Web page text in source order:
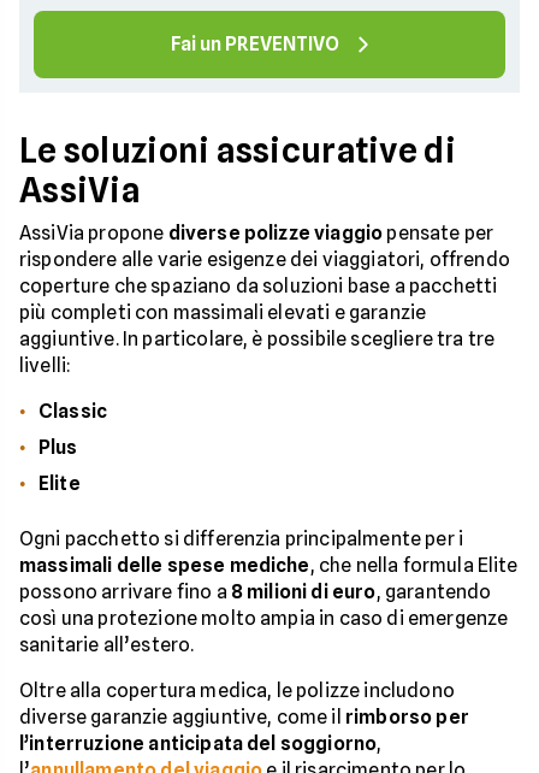
Fai un PREVENTIVO
Le soluzioni assicurative di
AssiVia
AssiVia propone diverse polizze viaggio pensate per
rispondere alle varie esigenze dei viaggiatori, offrendo
coperture che spaziano da soluzioni base a pacchetti
più completi con massimali elevati e garanzie
aggiuntive. In particolare, è possibile scegliere tra tre
livelli:
Classic
Plus
Elite
Ogni pacchetto si differenzia principalmente per i
massimali delle spese mediche, che nella formula Elite
possono arrivare fino a 8 milioni di euro, garantendo
così una protezione molto ampia in caso di emergenze
sanitarie all’estero.
Oltre alla copertura medica, le polizze includono
diverse garanzie aggiuntive, come il rimborso per
l’interruzione anticipata del soggiorno,